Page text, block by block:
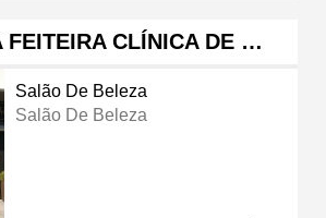
FEITEIRA CLÍNICA DE …
Salão De Beleza
Salão De Beleza